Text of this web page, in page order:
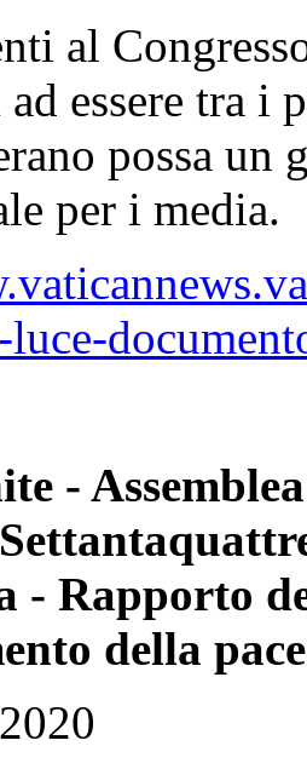
al
essere tra i
possa un
per i media.
-
- Rapporto
della